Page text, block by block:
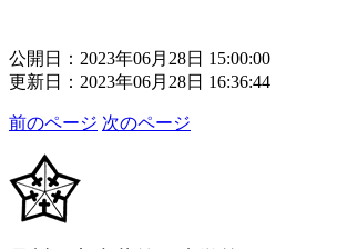
公開日：2023年06月28日 15:00:00
更新日：2023年06月28日 16:36:44
前のページ 次のページ